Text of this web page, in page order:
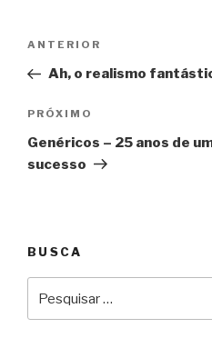
Post
Anterior
ANTERIOR
Ah, o realismo
Próximo
PRÓXIMO
Genéricos – 25 anos de
sucesso
BUSCA
por: